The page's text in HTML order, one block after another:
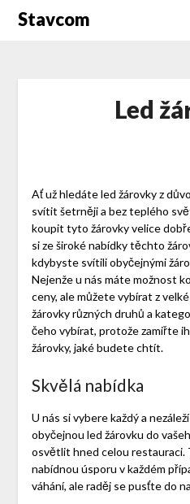
Stavcom
Led
Ať už hledáte led žárovky z
svítit šetrněji a bez teplého
koupit tyto žárovky velice
si ze široké nabídky těchto
kdybyste svítili obyčejnými
Nejenže u nás máte možnost
ceny, ale můžete vybírat z
žárovkyrůzných druhů a
čeho vybírat, protože zamiřte
žárovky, jaké budete chtít.
Skvělá nabídka
U nás si vybere každý a
obyčejnou led žárovku do
osvětlit hned celou restauraci.
nabídnou úsporu v každém
váhání, ale raděj se pusťte do